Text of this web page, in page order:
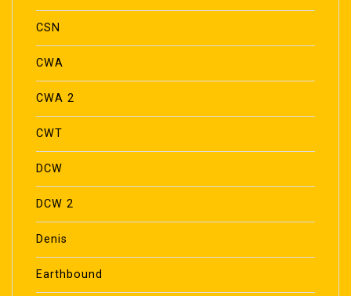
CSN
CWA
CWA 2
CWT
DCW
DCW 2
Denis
Earthbound